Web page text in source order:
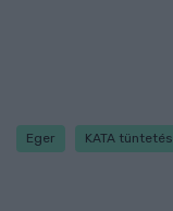
Eger KATA tüntetés